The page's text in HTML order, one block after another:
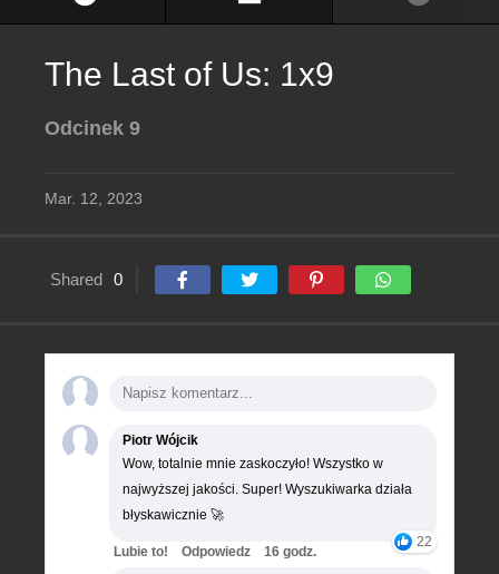
The Last of Us: 1x9
Odcinek 9
Mar. 12, 2023
Shared 0
Piotr Wójcik
Wow, totalnie mnie zaskoczyło! Wszystko w
najwyższej jakości. Super! Wyszukiwarka działa
błyskawicznie 🚀
22
Lubie to! Odpowiedz
16 godz.